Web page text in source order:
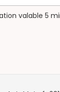
valable 5